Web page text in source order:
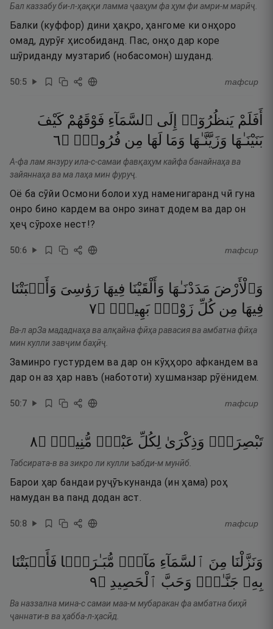
Бал каззабу би-л-ҳаққи ламма ҷааҳум фа ҳум фи амри-м марӣҷ.
Балки (куффор) дини ҳақро, ҳангоме ки онҳоро
омад, дурӯғ ҳисобиданд. Пас, онҳо дар коре
шӯриданду музтариб (нобасомон) шуданд.
50:5 тафсир
أَفَلَمْ يَنظُرُوٓا۟ إِلَى ٱلسَّمَآءِ فَوْقَهُمْ كَيْفَ
بَنَيْنَـٰهَا وَزَيَّنَّـٰهَا وَمَا لَهَا مِن فُرُوجٍۢ ۝٦
А-фа лам янзуру ила-с-самаи фавқаҳум кайфа банайнаҳа ва
зайяннаҳа ва ма лаҳа мин фуруҷ.
Оё ба сӯйи Осмони болои худ наменигаранд чӣ гуна
онро бино кардем ва онро зинат додем ва дар он
ҳеҷ сӯрохе нест!?
50:6 тафсир
وَٱلْأَرْضَ مَدَدْنَـٰهَا وَأَلْقَيْنَا فِيهَا رَوَٰسِىَ وَأَنۢبَتْنَا
فِيهَا مِن كُلِّ زَوْجٍۭ بَهِيجٍۢ ۝٧
Ва-л арЗа мададнаҳа ва алқайна фӣҳа равасия ва амбатна фӣҳа
мин кулли завҷим баҳӣҷ.
Заминро густурдем ва дар он кӯҳҳоро афкандем ва
дар он аз ҳар навъ (набототи) хушманзар рӯёнидем.
50:7 тафсир
تَبْصِرَةًۭ وَذِكْرَىٰ لِكُلِّ عَبْدٍۢ مُّنِيبٍۢ ۝٨
Табсирата-в ва зикро ли кулли ъабди-м мунӣб.
Барои ҳар бандаи руҷӯъкунанда (ин ҳама) роҳ
намудан ва панд додан аст.
50:8 тафсир
وَنَزَّلْنَا مِنَ ٱلسَّمَآءِ مَآءًۭ مُّبَـٰرَكًۭا فَأَنۢبَتْنَا
بِهِۦ جَنَّـٰتٍۢ وَحَبَّ ٱلْحَصِيدِ ۝٩
Ва наззална мина-с самаи маа-м мубаракан фа амбатна биҳӣ
ҷаннати-в ва ҳабба-л-ҳасӣд.